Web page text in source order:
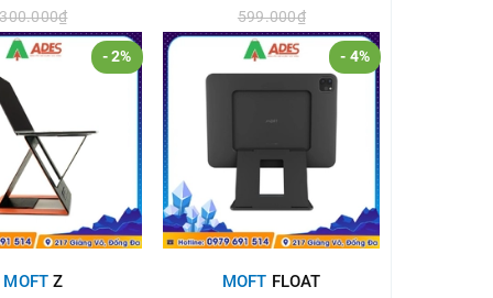
300.000₫
vào so sánh
599.000₫
Thêm vào so sánh
- 2%
MOFT Z
- 4%
MOFT FLOAT